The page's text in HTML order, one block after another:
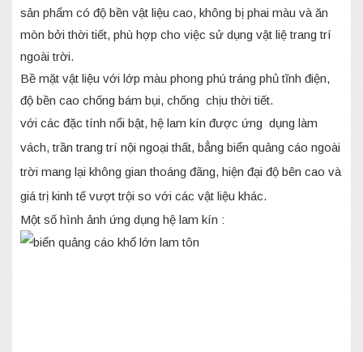
sản phẩm có độ bền vật liệu cao, không bị phai màu và ăn
mòn bởi thời tiết, phù hợp cho việc sử dụng vật liệ trang trí
ngoài trời.
Bề mặt vật liệu với lớp màu phong phú tráng phủ tĩnh điện,
độ bền cao chống bám bụi, chống chịu thời tiết.
với các đặc tính nổi bật, hệ lam kín được ứng dụng làm
vách, trần trang trí nội ngoại thất, bẳng biển quảng cáo ngoài
trời mang lại không gian thoáng đãng, hiện đại độ bên cao và
giá trị kinh tế vượt trội so với các vật liệu khác.
Một số hình ảnh ứng dụng hệ lam kín :